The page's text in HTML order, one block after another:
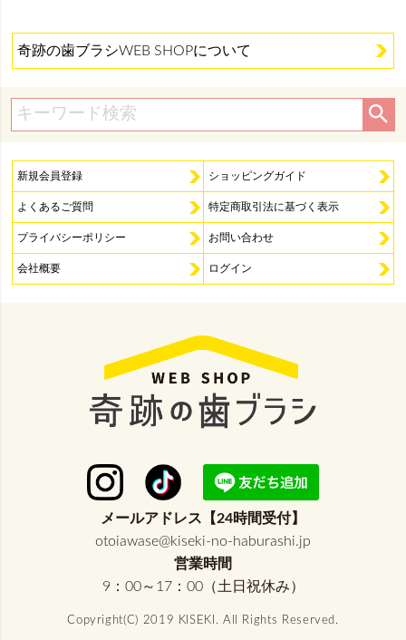
奇跡の歯ブラシWEB SHOPについて
新規会員登録 ショッピングガイド
よくあるご質問 特定商取引法に基づく表示
プライバシーポリシー お問い合わせ
会社概要 ログイン
メールアドレス【24時間受付】
otoiawase@kiseki-no-haburashi.jp
営業時間
9：00～17：00（土日祝休み）
Copyright(C) 2019 KISEKI. All Rights Reserved.